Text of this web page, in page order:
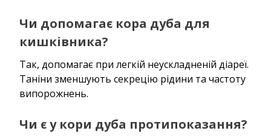
Чи допомагає кора дуба для
кишківника?
Так, допомагає при легкій неускладненій діареї.
Таніни зменшують секрецію рідини та частоту
випорожнень.
Чи є у кори дуба протипоказання?